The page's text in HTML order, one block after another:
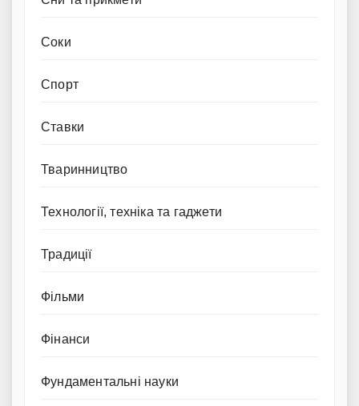
Соки
Спорт
Ставки
Тваринництво
Технології, техніка та гаджети
Традиції
Фільми
Фінанси
Фундаментальні науки